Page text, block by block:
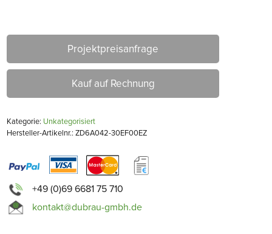
Projektpreisanfrage
Kauf auf Rechnung
Kategorie: Unkategorisiert
Hersteller-Artikelnr.: ZD6A042-30EF00EZ
+49 (0)69 6681 75 710
kontakt@dubrau-gmbh.de